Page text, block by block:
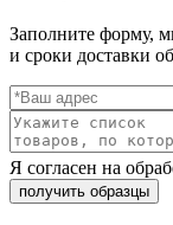
Заполните форму,
и сроки доставки
Я согласен на